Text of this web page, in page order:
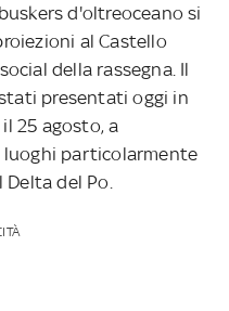
d'oltreoceano si
al Castello
della rassegna. Il
presentati oggi in
25 agosto, a
luoghi particolarmente
del Po.